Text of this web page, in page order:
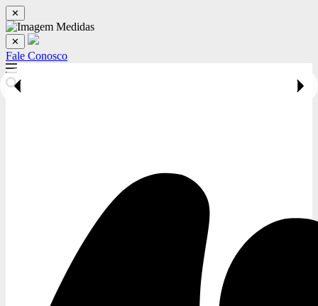
✕
✕
Fale Conosco